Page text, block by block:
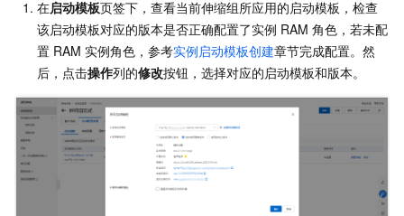
在启动模板页签下，查看当前伸缩组所应用的启动模板，检查
该启动模板对应的版本是否正确配置了实例 RAM 角色，若未配
置 RAM 实例角色，参考实例启动模板创建章节完成配置。然
后，点击操作列的修改按钮，选择对应的启动模板和版本。